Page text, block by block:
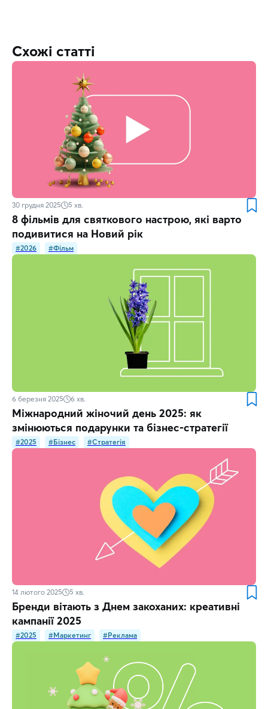
Схожі статті
30 грудня 2025 5 хв.
8 фільмів для святкового настрою, які варто
подивитися на Новий рік
#2026 #Фільм
6 березня 2025 6 хв.
Міжнародний жіночий день 2025: як
змінюються подарунки та бізнес-стратегії
#2025 #Бізнес #Стратегія
14 лютого 2025 5 хв.
Бренди вітають з Днем закоханих: креативні
кампанії 2025
#2025 #Маркетинг #Реклама